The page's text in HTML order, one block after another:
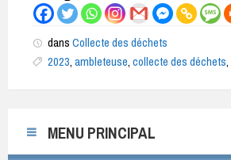
dans Collecte des déchets
2023, ambleteuse, collecte des déchets,
MENU PRINCIPAL